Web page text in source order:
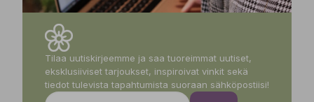
Tilaa uutiskirjeemme ja saa tuoreimmat uutiset,
eksklusiiviset tarjoukset, inspiroivat vinkit sekä
tiedot tulevista tapahtumista suoraan sähköpostiisi!